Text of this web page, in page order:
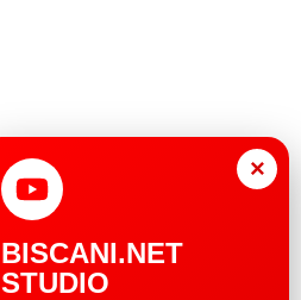
×
BISCANI.NET
STUDIO